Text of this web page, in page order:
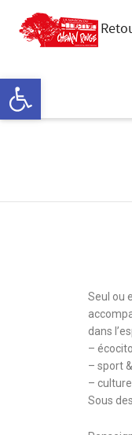
Ouvrir la barre d’outils
Seul ou
dans
–
– sport
– culture .
Sous